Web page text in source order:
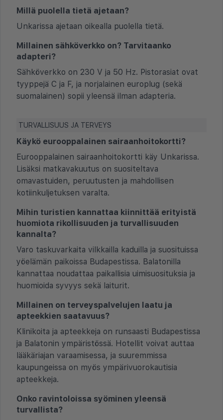
Millä puolella tietä ajetaan?
Unkarissa ajetaan oikealla puolella tietä.
Millainen sähköverkko on? Tarvitaanko
adapteri?
Sähköverkko on 230 V ja 50 Hz. Pistorasiat ovat
tyyppejä C ja F, ja norjalainen europlug (sekä
suomalainen) sopii yleensä ilman adapteria.
TURVALLISUUS JA TERVEYS
Käykö eurooppalainen sairaanhoitokortti?
Eurooppalainen sairaanhoitokortti käy Unkarissa.
Lisäksi matkavakuutus on suositeltava
omavastuiden, peruutusten ja mahdollisen
kotiinkuljetuksen varalta.
Mihin turistien kannattaa kiinnittää erityistä
huomiota rikollisuuden ja turvallisuuden
kannalta?
Varo taskuvarkaita vilkkailla kaduilla ja suosituissa
yöelämän paikoissa Budapestissa. Balatonilla
kannattaa noudattaa paikallisia uimisuosituksia ja
huomioida syvyys sekä laiturit.
Millainen on terveyspalvelujen laatu ja
apteekkien saatavuus?
Klinikoita ja apteekkeja on runsaasti Budapestissa
ja Balatonin ympäristössä. Hotellit voivat auttaa
lääkäriajan varaamisessa, ja suuremmissa
kaupungeissa on myös ympärivuorokautisia
apteekkeja.
Onko ravintoloissa syöminen yleensä
turvallista?